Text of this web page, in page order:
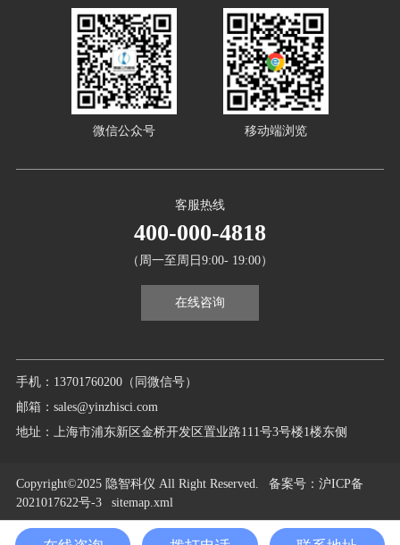
手机：13701760200（同微信号）
邮箱：sales@yinzhisci.com
地址：上海市浦东新区金桥开发区置业路111号3号楼1楼东侧
客服热线
400-000-4818
（周一至周日9:00- 19:00）
在线咨询
微信公众号 移动端浏览
Copyright©2025 隐智科仪 All Right Reserved. 备案号：沪ICP备
2021017622号-3
sitemap.xml